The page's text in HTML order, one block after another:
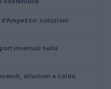
soluzioni
invernali nella
alluvioni e caldo